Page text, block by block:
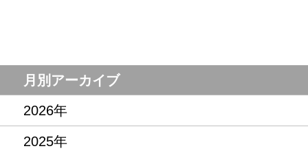
月別アーカイブ
2026年
2025年